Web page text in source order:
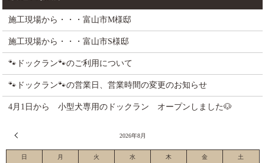
施工現場から・・・富山市M様邸
施工現場から・・・富山市S様邸
🐾ドックラン🐾のご利用について
🐾ドックラン🐾の営業日、営業時間の変更のお知らせ
4月1日から 小型犬専用のドックラン オープンしました🐶
2026年8月
日 月 火 水 木 金 土